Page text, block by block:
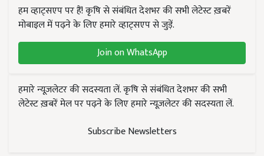
हम व्हाट्सएप पर हैं! कृषि से संबंधित देशभर की सभी लेटेस्ट ख़बरें
मोबाइल में पढ़ने के लिए हमारे व्हाट्सएप से जुड़ें.
Join on WhatsApp
हमारे न्यूज़लेटर की सदस्यता लें. कृषि से संबंधित देशभर की सभी
लेटेस्ट ख़बरें मेल पर पढ़ने के लिए हमारे न्यूज़लेटर की सदस्यता लें.
Subscribe Newsletters